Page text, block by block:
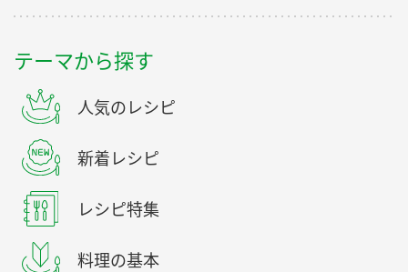
テーマから探す
人気のレシピ
新着レシピ
レシピ特集
料理の基本